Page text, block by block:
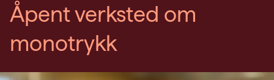
Åpent verksted om
monotrykk